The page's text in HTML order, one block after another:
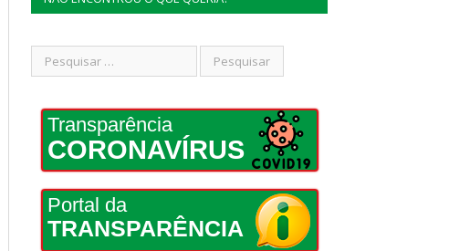
Transparência
CORONAVÍRUS
Portal da
TRANSPARÊNCIA